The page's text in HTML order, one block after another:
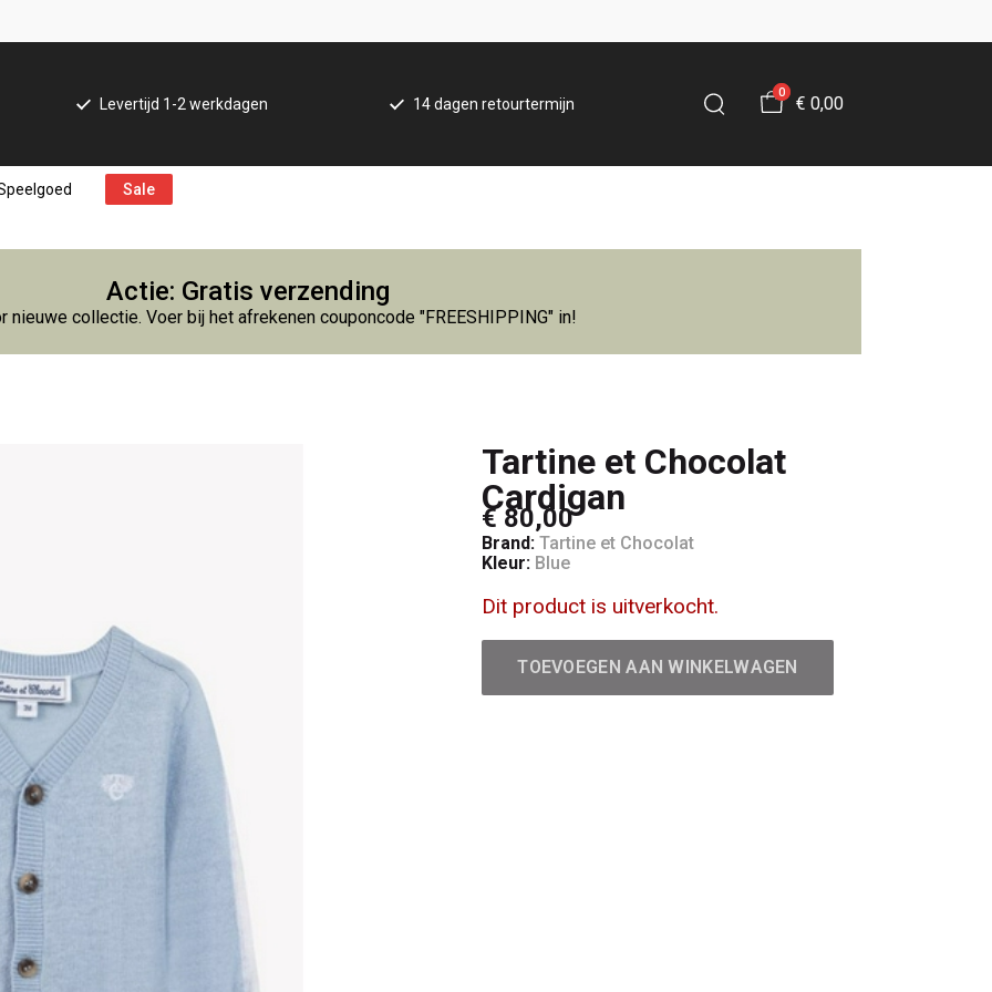
Levertijd 1-2 werkdagen 14 dagen retourtermijn
0
€ 0,00
Sale
Actie: Gratis verzending
nieuwe collectie. Voer bij het afrekenen couponcode "FREESHIPPING" in!
Tartine et Chocolat
Cardigan
€ 80,00
Brand: Tartine et Chocolat
Kleur: Blue
Dit product is uitverkocht.
TOEVOEGEN AAN WINKELWAGEN